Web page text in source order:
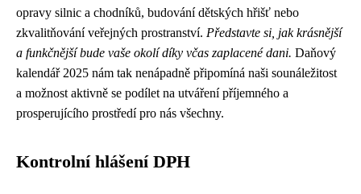
opravy silnic a chodníků, budování dětských hřišť nebo
zkvalitňování veřejných prostranství. Představte si, jak krásnější
a funkčnější bude vaše okolí díky včas zaplacené dani. Daňový
kalendář 2025 nám tak nenápadně připomíná naši sounáležitost
a možnost aktivně se podílet na utváření příjemného a
prosperujícího prostředí pro nás všechny.
Kontrolní hlášení DPH